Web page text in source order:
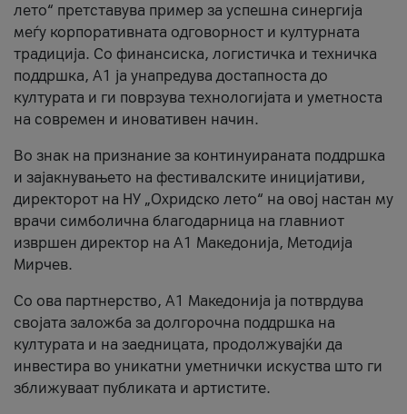
лето“ претставува пример за успешна синергија
меѓу корпоративната одговорност и културната
традиција. Со финансиска, логистичка и техничка
поддршка, A1 ја унапредува достапноста до
културата и ги поврзува технологијата и уметноста
на современ и иновативен начин.
Во знак на признание за континуираната поддршка
и зајакнувањето на фестивалските иницијативи,
директорот на НУ „Охридско лето“ на овој настан му
врачи симболична благодарница на главниот
извршен директор на A1 Македонија, Методија
Мирчев.
Со ова партнерство, A1 Македонија ја потврдува
својата заложба за долгорочна поддршка на
културата и на заедницата, продолжувајќи да
инвестира во уникатни уметнички искуства што ги
зближуваат публиката и артистите.